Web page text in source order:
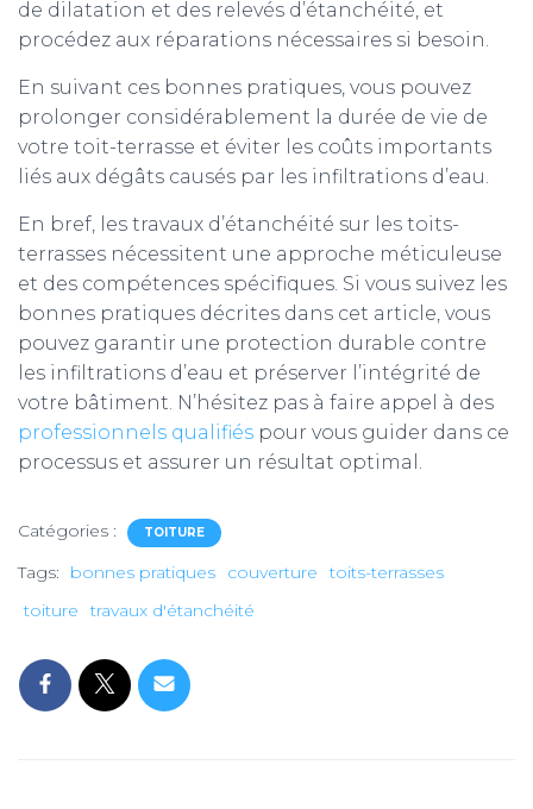
de dilatation et des relevés d’étanchéité, et
procédez aux réparations nécessaires si besoin.
En suivant ces bonnes pratiques, vous pouvez
prolonger considérablement la durée de vie de
votre toit-terrasse et éviter les coûts importants
liés aux dégâts causés par les infiltrations d’eau.
En bref, les travaux d’étanchéité sur les toits-
terrasses nécessitent une approche méticuleuse
et des compétences spécifiques. Si vous suivez les
bonnes pratiques décrites dans cet article, vous
pouvez garantir une protection durable contre
les infiltrations d’eau et préserver l’intégrité de
votre bâtiment. N’hésitez pas à faire appel à des
professionnels qualifiés pour vous guider dans ce
processus et assurer un résultat optimal.
Catégories : TOITURE
Tags: bonnes pratiques couverture
toits-terrasses
toiture
travaux d'étanchéité